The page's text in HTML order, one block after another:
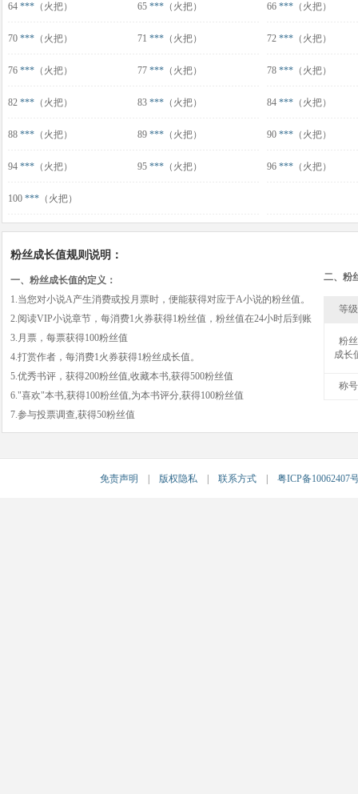
64 *** （火把） 65 *** （火把） 66 *** （火把）
70 *** （火把） 71 *** （火把） 72 *** （火把）
76 *** （火把） 77 *** （火把） 78 *** （火把）
82 *** （火把） 83 *** （火把） 84 *** （火把）
88 *** （火把） 89 *** （火把） 90 *** （火把）
94 *** （火把） 95 *** （火把） 96 *** （火把）
100 *** （火把）
粉丝成长值规则说明：
一、粉丝成长值的定义：
1.当您对小说A产生消费或投月票时，便能获得对应于A小说的粉丝值。
2.阅读VIP小说章节，每消费1火券获得1粉丝值，粉丝值在24小时后到账
3.月票，每票获得100粉丝值
4.打赏作者，每消费1火券获得1粉丝成长值。
5.优秀书评，获得200粉丝值,收藏本书,获得500粉丝值
6."喜欢"本书,获得100粉丝值,为本书评分,获得100粉丝值
7.参与投票调查,获得50粉丝值
二、粉
等级
粉丝
成长
称号
免责声明 版权隐私 联系方式 粤ICP备10062407